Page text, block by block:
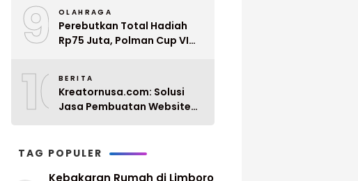
Ditunda
9 OLAHRAGA
Perebutkan Total Hadiah
Rp75 Juta, Polman Cup VI
10BERITA
Kreatornusa.com: Solusi
Jasa Pembuatan Website
TAG POPULER
Kebakaran Rumah di Limboro